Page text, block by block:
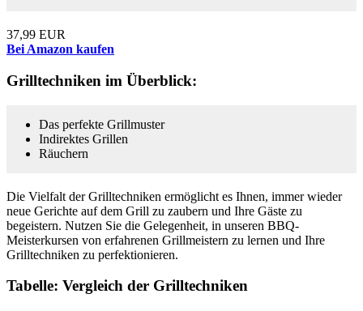
37,99 EUR
Bei Amazon kaufen
Grilltechniken im Überblick:
Das perfekte Grillmuster
Indirektes Grillen
Räuchern
Die Vielfalt der Grilltechniken ermöglicht es Ihnen, immer wieder
neue Gerichte auf dem Grill zu zaubern und Ihre Gäste zu
begeistern. Nutzen Sie die Gelegenheit, in unseren BBQ-
Meisterkursen von erfahrenen Grillmeistern zu lernen und Ihre
Grilltechniken zu perfektionieren.
Tabelle: Vergleich der Grilltechniken